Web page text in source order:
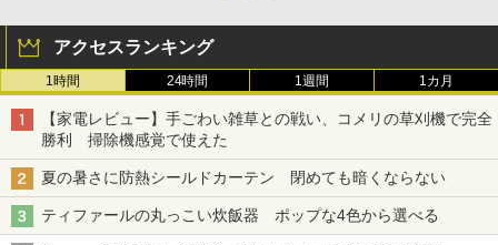
アクセスランキング
1時間 24時間 1週間 1カ月
【家電レビュー】手ごわい雑草との戦い、コメリの草刈機で完全
勝利 掃除機感覚で使えた
夏の暑さに防熱シールドカーテン 閉めても暗くならない
ティファールの丸っこい炊飯器 ポップな4色から選べる